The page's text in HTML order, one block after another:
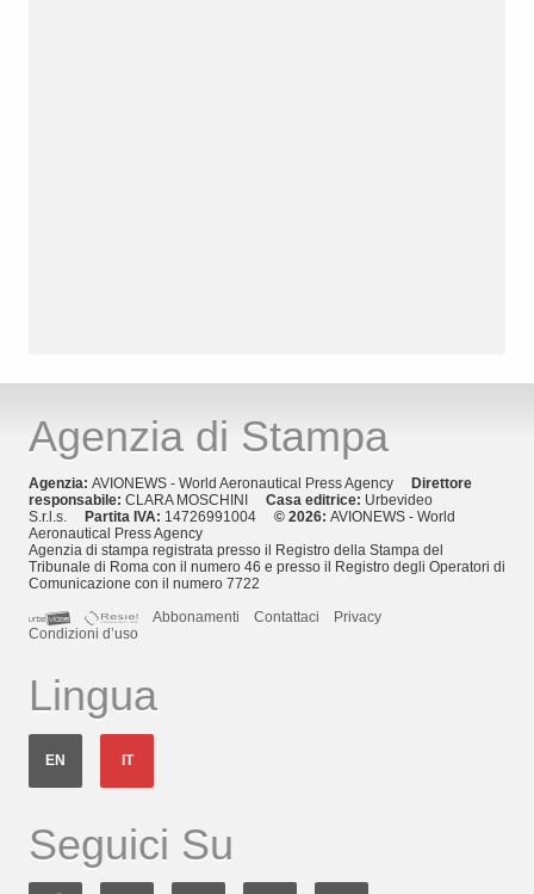
Agenzia di Stampa
Agenzia: AVIONEWS - World Aeronautical Press Agency Direttore
responsabile: CLARA MOSCHINI Casa editrice: Urbevideo
S.r.l.s. Partita IVA: 14726991004 © 2026: AVIONEWS - World
Aeronautical Press Agency
Agenzia di stampa registrata presso il Registro della Stampa del
Tribunale di Roma con il numero 46 e presso il Registro degli Operatori di
Comunicazione con il numero 7722
Abbonamenti
Contattaci
Privacy
Condizioni d’uso
Lingua
EN IT
Seguici Su